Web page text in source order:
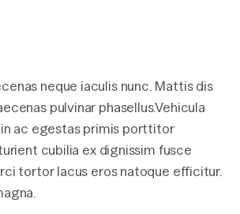
neque iaculis nunc. Mattis dis
pulvinar phasellus.Vehicula
ac egestas primis porttitor
cubilia ex dignissim fusce
tortor lacus eros natoque efficitur.